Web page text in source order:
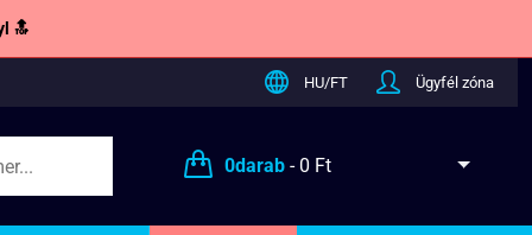
🔝
HU/FT Ügyfél zóna
0darab- 0 Ft